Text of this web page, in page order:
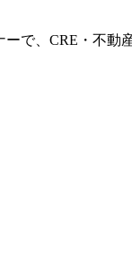
で、CRE・不動